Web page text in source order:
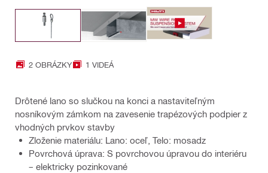
2 OBRÁZKY 1 VIDEÁ
Drôtené lano so slučkou na konci a nastaviteľným
nosníkovým zámkom na zavesenie trapézových podpier z
vhodných prvkov stavby
Zloženie materiálu: Lano: oceľ, Telo: mosadz
Povrchová úprava: S povrchovou úpravou do interiéru
– elektricky pozinkované